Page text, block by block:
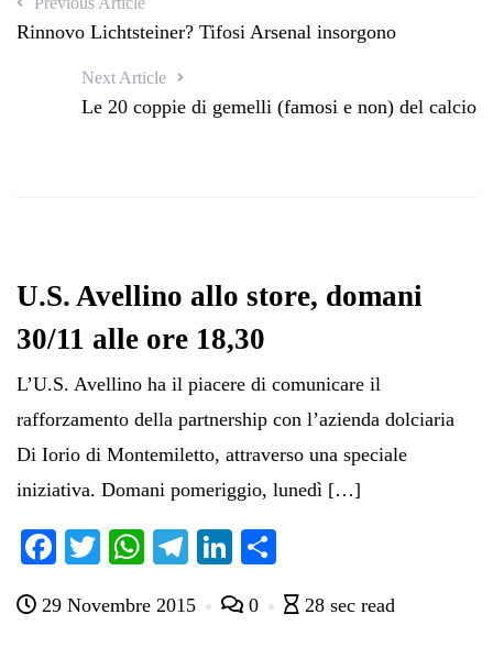
Rinnovo Lichtsteiner? Tifosi Arsenal insorgono
Next Article
Le 20 coppie di gemelli (famosi e non) del calcio
U.S. Avellino allo store, domani
30/11 alle ore 18,30
L’U.S. Avellino ha il piacere di comunicare il
rafforzamento della partnership con l’azienda dolciaria
Di Iorio di Montemiletto, attraverso una speciale
iniziativa. Domani pomeriggio, lunedì […]
Fa
bo
T
tte
W
ts
Te
gr
Li
ed
di
29 Novembre 2015 0 28 sec read